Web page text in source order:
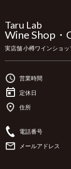
Taru Lab
Wine Shop・
実店舗 小樽ワインショ
営業時間
定休日
住所
電話番号
メールアドレス